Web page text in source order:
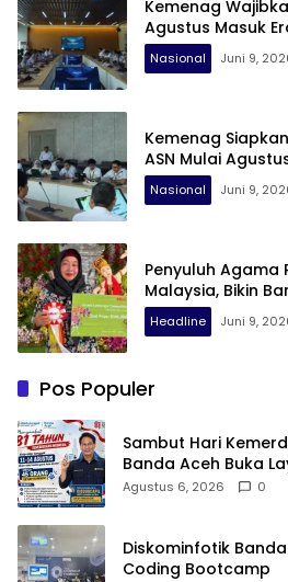
Kemenag
Agustus Masuk
Nasional Juni 9,
Kemenag
ASN Mulai
Nasional Juni 9,
Penyuluh Agama
Malaysia, Bikin
Headline Juni 9,
Pos Populer
Sambut Hari
Banda Aceh Buka
Agustus 6, 2026 0
Diskominfotik
Coding Bootcamp